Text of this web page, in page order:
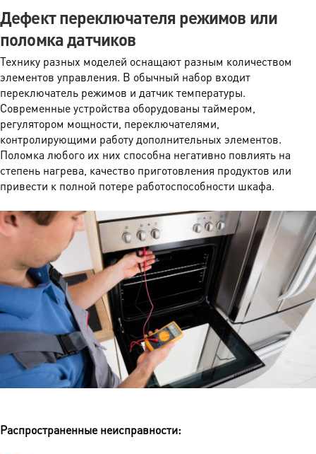
Дефект переключателя режимов или
поломка датчиков
Технику разных моделей оснащают разным количеством
элементов управления. В обычный набор входит
переключатель режимов и датчик температуры.
Современные устройства оборудованы таймером,
регулятором мощности, переключателями,
контролирующими работу дополнительных элементов.
Поломка любого их них способна негативно повлиять на
степень нагрева, качество приготовления продуктов или
привести к полной потере работоспособности шкафа.
Распространенные неисправности: